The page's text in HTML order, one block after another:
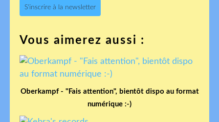
S'inscrire à la newsletter
Vous aimerez aussi :
Oberkampf - "Fais attention", bientôt dispo au format
numérique :-)